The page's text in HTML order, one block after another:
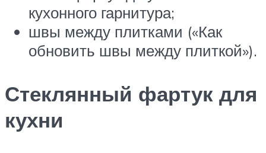
кухонного гарнитура;
швы между плитками («Как
обновить швы между плиткой»).
Стеклянный фартук для
кухни